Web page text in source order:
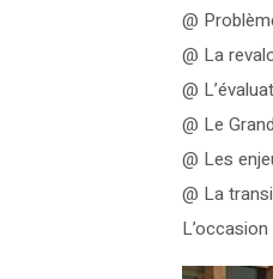
@
@ La
@
@ Le
@ Les
@ La